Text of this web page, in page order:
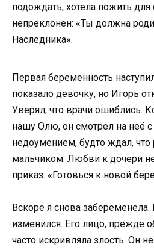
подождать, хотела пожить
непреклонен: «Ты должна
Наследника».
Первая беременность
показало девочку, но Игорь
Уверял, что врачи ошиблись.
нашу Олю, он смотрел на неё
недоумением, будто ждал, что
мальчиком. Любви к дочери
приказ: «Готовься к новой
Вскоре я снова
изменился. Его лицо, прежде
часто искривляла злость. Он